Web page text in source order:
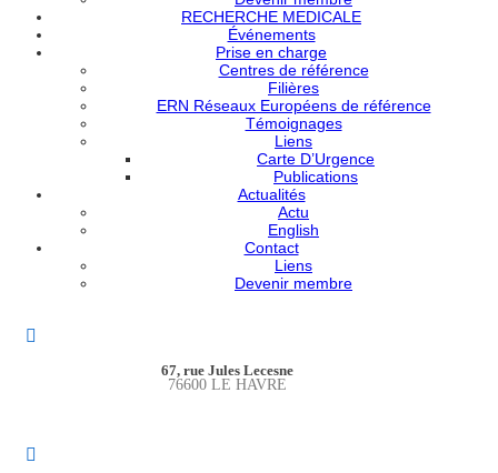
RECHERCHE MEDICALE
Événements
Prise en charge
Centres de référence
Filières
ERN Réseaux Européens de référence
Témoignages
Liens
Carte D’Urgence
Publications
Actualités
Actu
English
Contact
Liens
Devenir membre
67, rue Jules Lecesne
76600 LE HAVRE